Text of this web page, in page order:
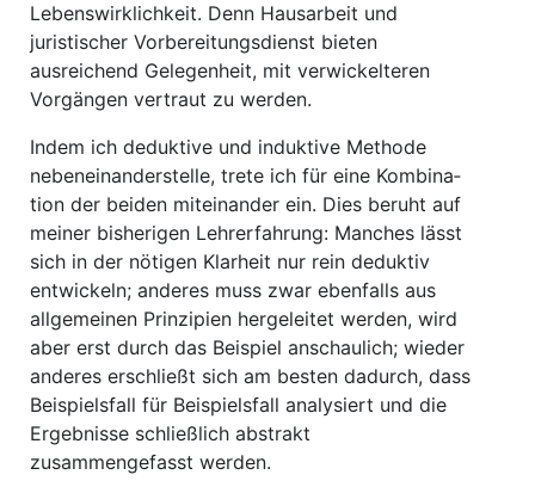
Lebenswirklichkeit. Denn Hausarbeit und
juristischer Vorbereitungs­dienst bieten
ausreichend Gelegenheit, mit verwickelteren
Vorgängen vertraut zu werden.
Indem ich deduktive und induktive Methode
nebeneinanderstelle, trete ich für eine Kombina­
tion der beiden miteinander ein. Dies beruht auf
meiner bisherigen Lehrerfahrung: Manches lässt
sich in der nötigen Klarheit nur rein deduktiv
entwickeln; anderes muss zwar ebenfalls aus
allgemeinen Prinzipien hergeleitet werden, wird
aber erst durch das Beispiel anschaulich; wie­der
anderes erschließt sich am besten dadurch, dass
Beispielsfall für Beispielsfall analysiert und die
Ergebnisse schließlich abstrakt
zusammengefasst werden.